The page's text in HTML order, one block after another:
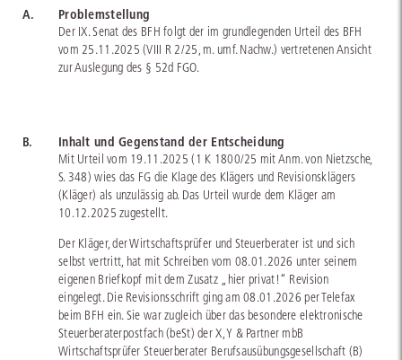
A. Problemstellung
Der IX. Senat des BFH folgt der im grundlegenden Urteil des BFH
vom 25.11.2025 (VIII R 2/25, m. umf. Nachw.) vertretenen Ansicht
zur Auslegung des § 52d FGO.
B. Inhalt und Gegenstand der Entscheidung
Mit Urteil vom 19.11.2025 (1 K 1800/25 mit Anm. von Nietzsche,
S. 348) wies das FG die Klage des Klägers und Revisionsklägers
(Kläger) als unzulässig ab. Das Urteil wurde dem Kläger am
10.12.2025 zugestellt.
Der Kläger, der Wirtschaftsprüfer und Steuerberater ist und sich
selbst vertritt, hat mit Schreiben vom 08.01.2026 unter seinem
eigenen Briefkopf mit dem Zusatz „hier privat!“ Revision
eingelegt. Die Revisionsschrift ging am 08.01.2026 per Telefax
beim BFH ein. Sie war zugleich über das besondere elektronische
Steuerberaterpostfach (beSt) der X, Y & Partner mbB
Wirtschaftsprüfer Steuerberater Berufsausübungsgesellschaft (B)